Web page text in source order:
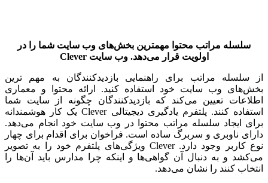
سلسله مراتب محتوا مهمترین بخش‌های وب سایت شما را در
اولویت قرار می‌دهد. وب سایتClever
از سلسله مراتب برای راهنمایی بازدیدکنندگان به مهم ترین
بخش‌های وب سایت خود استفاده کنید. ارائه محتوا و معماری
اطلاعات تعیین می‌کند که بازدیدکنندگان چگونه از سایت شما
استفاده کنند. پلتفرم یادگیری دیجیتالی Clever یک کار هوشمندانه
برای ایجاد سلسله مراتب محتوا در وب سایت خود انجام می‌دهد.
دارای ناوبری و سربرگ ساده است. فراخوان برای اقدام برای چهار
نوع کاربر وجود دارد. Clever ویژگی‌های پلتفرم خود را به تصویر
می‌کشد و به دنبال آن گواهی‌ها و اینکه چرا مدارس باید آن‌ها را
انتخاب کنند را نشان می‌دهد.